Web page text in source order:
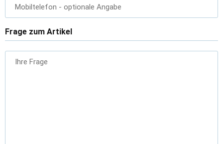
Mobiltelefon - optionale Angabe
Frage zum Artikel
Ihre Frage